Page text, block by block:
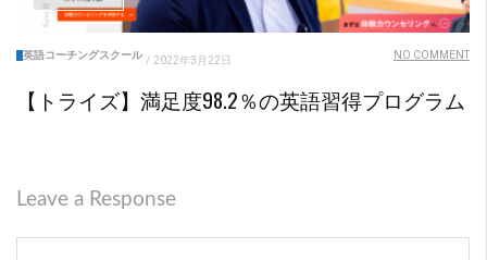
英語コーチングスクール / 2022年3月22日 NO COMMENT
【トライズ】満足度98.2％の英語習得プログラム
Leave a Response